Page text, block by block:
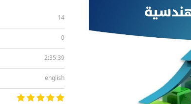
14
0
2:35:39
english